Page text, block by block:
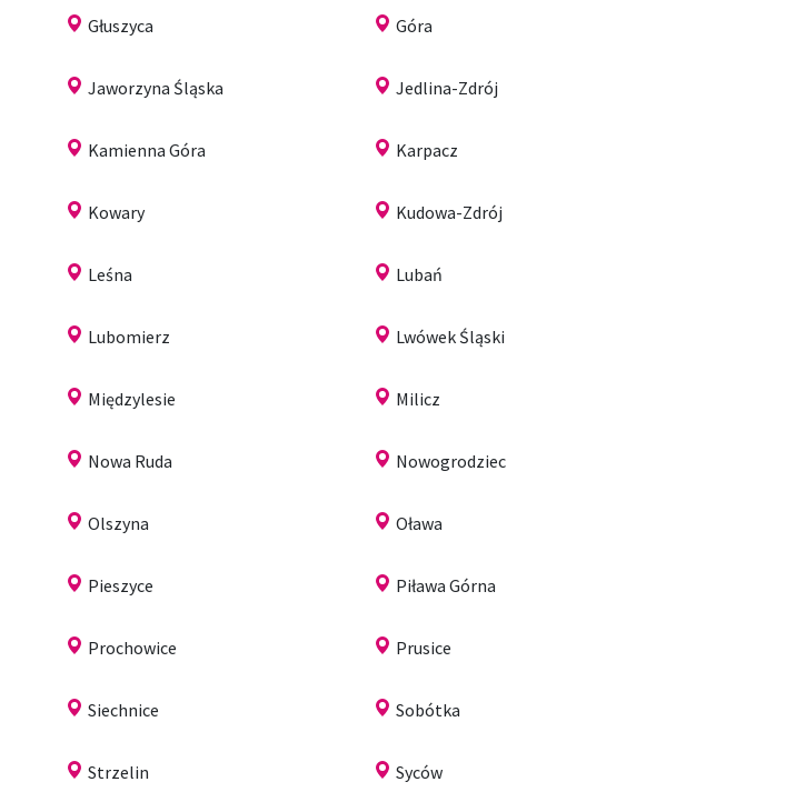
Głuszyca Góra
Jaworzyna Śląska Jedlina-Zdrój
Kamienna Góra Karpacz
Kowary Kudowa-Zdrój
Leśna Lubań
Lubomierz Lwówek Śląski
Międzylesie Milicz
Nowa Ruda Nowogrodziec
Olszyna Oława
Pieszyce Piława Górna
Prochowice Prusice
Siechnice Sobótka
Strzelin Syców